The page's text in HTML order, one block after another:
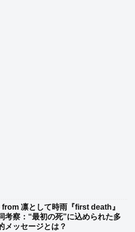
凛として時雨『first death』
考察：“最初の死”に込められた多
メッセージとは？